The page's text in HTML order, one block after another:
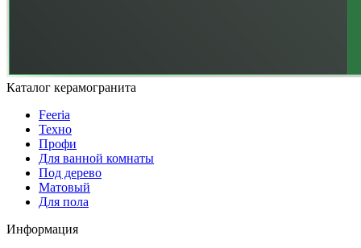
Каталог керамогранита
Feeria
Техно
Профи
Для ванной комнаты
Под дерево
Матовый
Для пола
Информация